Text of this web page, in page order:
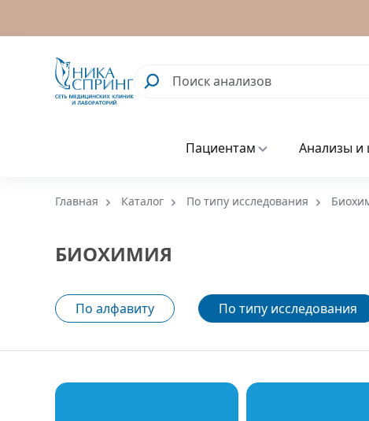
Пациентам Анализы и
Главная Каталог По типу исследования
БИОХИМИЯ
По алфавиту По типу исследования